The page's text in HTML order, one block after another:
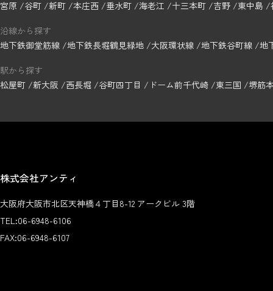
宮原
谷町 新町 本庄西 垂水町 海老江 十三本町 吉野 東中島
沿線から探す
地下鉄御堂筋線 地下鉄長堀鶴見緑地 大阪環状線 地下鉄谷町線 地
駅から探す
松屋町 新大阪 西長堀 谷町四丁目 ドーム前千代崎 東三国 堺筋
株式会社アンティ
大阪府大阪市北区天神橋４丁目8-12 アークビル 3階
TEL:06-6948-6106
FAX:06-6948-6107